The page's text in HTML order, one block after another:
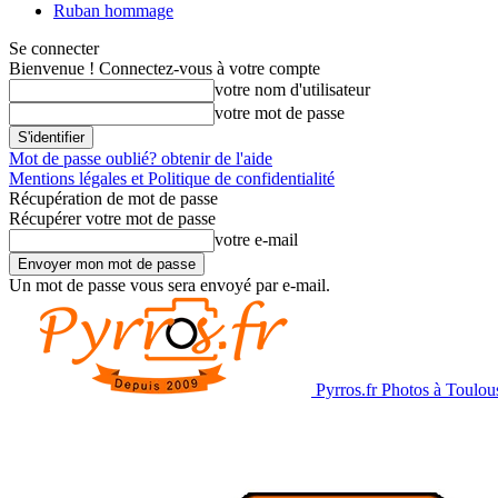
Ruban hommage
Se connecter
Bienvenue ! Connectez-vous à votre compte
votre nom d'utilisateur
votre mot de passe
Mot de passe oublié? obtenir de l'aide
Mentions légales et Politique de confidentialité
Récupération de mot de passe
Récupérer votre mot de passe
votre e-mail
Un mot de passe vous sera envoyé par e-mail.
Pyrros.fr Photos à